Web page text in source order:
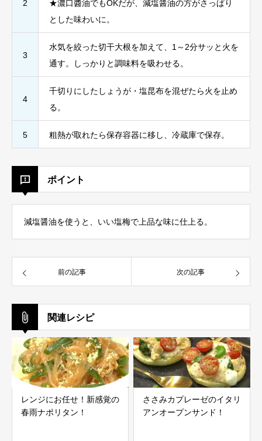
2
★濃口醬油でもOKだが、減塩醤油の方がさっぱり
とした味わいに。
3
水気を絞った切干大根を加えて、1～2分サッと火を
通す。しっかりと調味料を吸わせる。
4
千切りにしたしょうが・塩昆布を混ぜたら火を止め
る。
5 粗熱が取れたら保存容器に移し、冷蔵庫で保存。
ポイント
減塩醤油を使うと、いい塩梅で上品な味に仕上る。
前の記事 次の記事
関連レシピ
レンジにお任せ！新感覚の
春雨ナポリタン！
ささみカプレーゼのイタリ
アンオープンサンド！